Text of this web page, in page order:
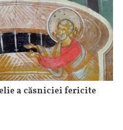
a căsniciei fericite